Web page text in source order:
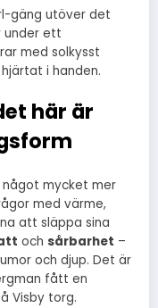
gäng utöver det
under ett
med solkysst
i handen.
här är
något mycket mer
med värme,
att släppa sina
och sårbarhet –
och djup. Det är
fått en
Visby torg.